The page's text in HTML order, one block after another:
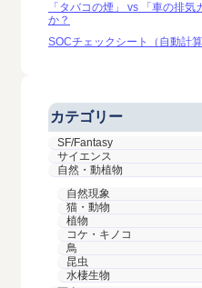
「タバコの煙」 vs 「車の排
か？
SOCチェックシート（自動計算
カテゴリー
SF/Fantasy
サイエンス
自然・動植物
自然現象
猫・動物
植物
コケ・キノコ
鳥
昆虫
水棲生物